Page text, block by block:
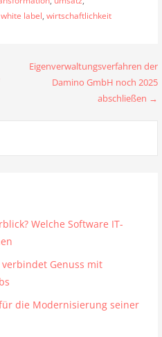
white label, wirtschaftlichkeit
Eigenverwaltungsverfahren der
Damino GmbH noch 2025
abschließen →
Welche Software IT-
Genuss mit
die Modernisierung seiner